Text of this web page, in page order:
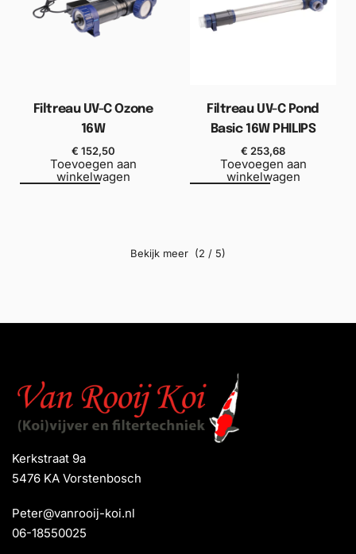
Filtreau UV-C Ozone
16W
€ 152,50
Toevoegen aan
winkelwagen
Filtreau UV-C Pond
Basic 16W PHILIPS
€ 253,68
Toevoegen aan
winkelwagen
(2 / 5)
Kerkstraat 9a
5476 KA Vorstenbosch
Peter@vanrooij-koi.nl
06-18550025